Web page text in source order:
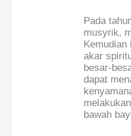
Pada
musyrik,
akar
besar-
dapat
bawah